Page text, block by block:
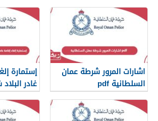
اشارات المرور شرطة عمان
السلطانية pdf
إستمارة
غادر
السلطانية